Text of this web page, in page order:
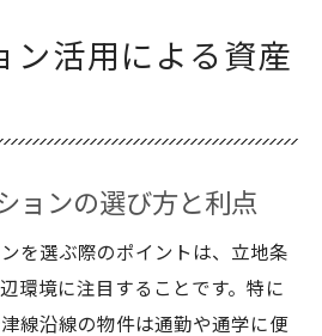
ン活用による資産
ョンの選び方と利点
を選ぶ際のポイントは、立地条
環境に注目することです。特に
線沿線の物件は通勤や通学に便